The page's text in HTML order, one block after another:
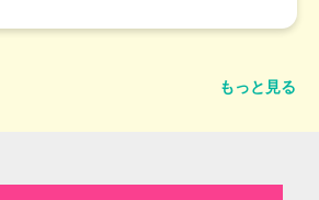
もっと見る